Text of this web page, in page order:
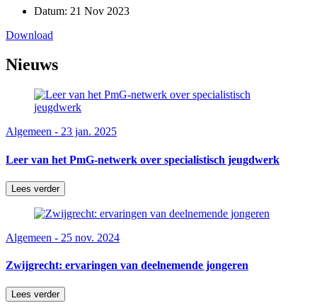
Datum: 21 Nov 2023
Download
Nieuws
Algemeen - 23 jan. 2025
Leer van het PmG-netwerk over specialistisch jeugdwerk
Lees verder
Algemeen - 25 nov. 2024
Zwijgrecht: ervaringen van deelnemende jongeren
Lees verder